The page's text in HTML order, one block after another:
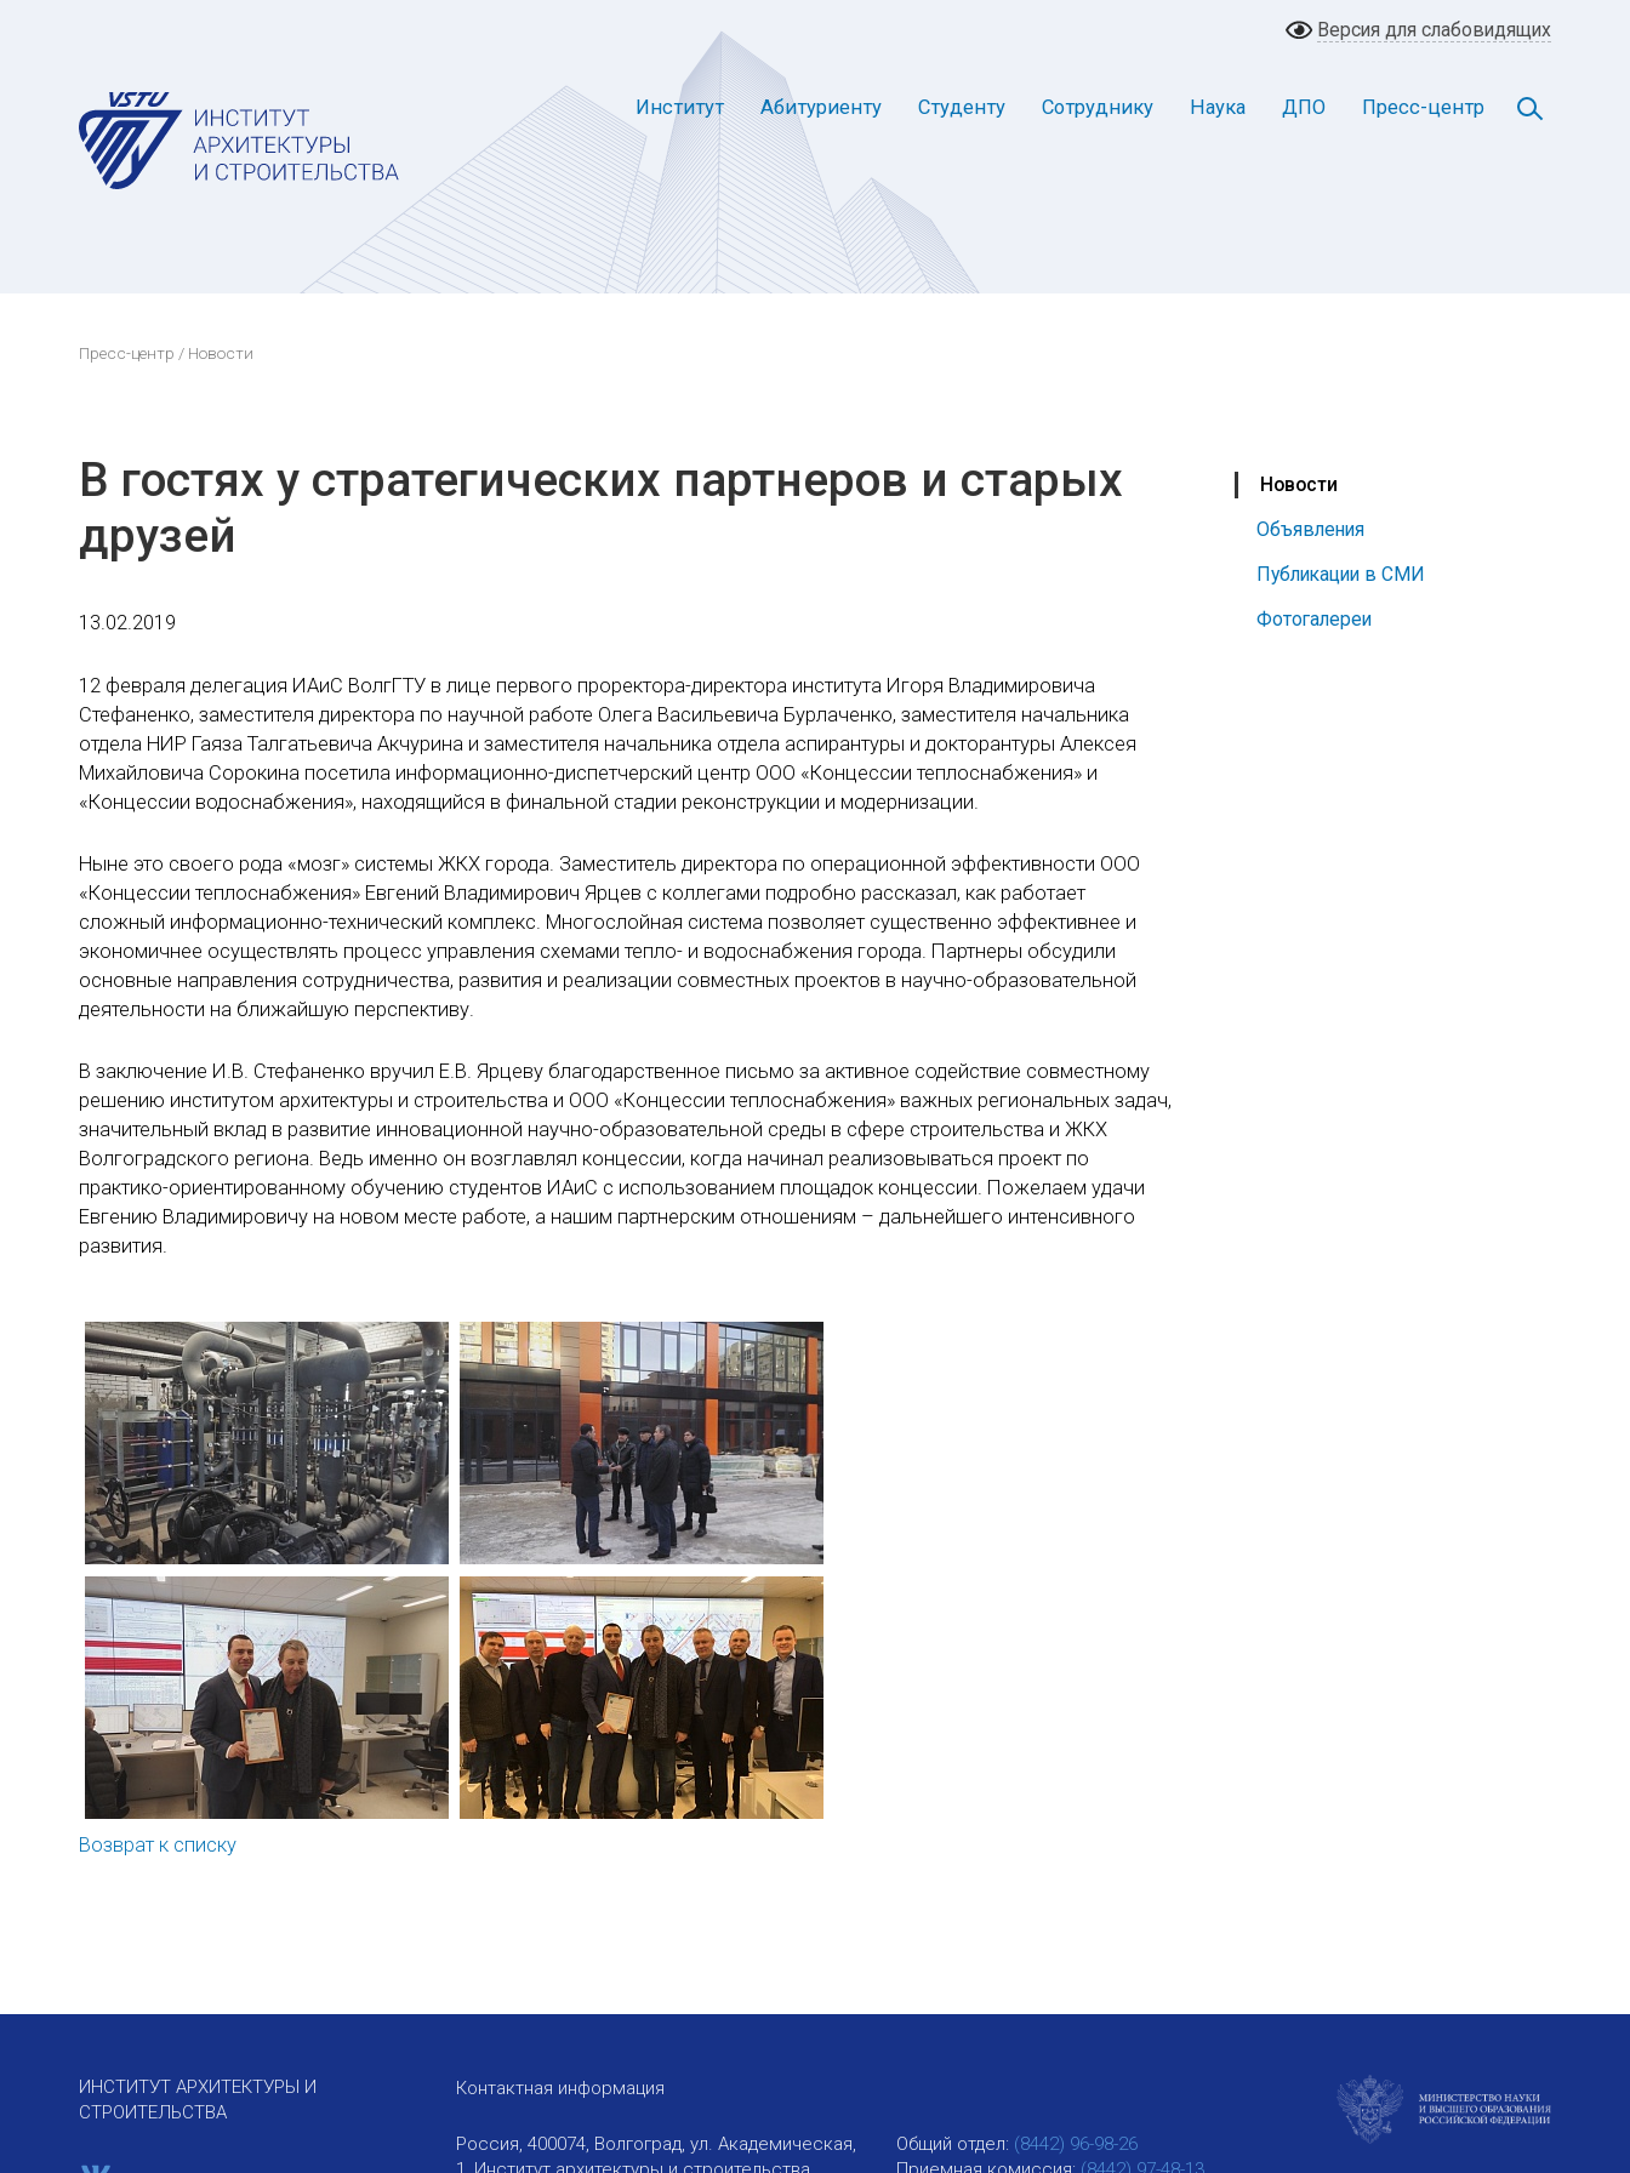
Версия для слабовидящих
Институт Абитуриенту Студенту Сотруднику Наука ДПО Пресс-центр
Пресс-центр / Новости
Новости
Объявления
Публикации в СМИ
Фотогалереи
В гостях у стратегических партнеров и старых
друзей
13.02.2019
12 февраля делегация ИАиС ВолгГТУ в лице первого проректора-директора института Игоря Владимировича
Стефаненко, заместителя директора по научной работе Олега Васильевича Бурлаченко, заместителя начальника
отдела НИР Гаяза Талгатьевича Акчурина и заместителя начальника отдела аспирантуры и докторантуры Алексея
Михайловича Сорокина посетила информационно-диспетчерский центр ООО «Концессии теплоснабжения» и
«Концессии водоснабжения», находящийся в финальной стадии реконструкции и модернизации.
Ныне это своего рода «мозг» системы ЖКХ города. Заместитель директора по операционной эффективности ООО
«Концессии теплоснабжения» Евгений Владимирович Ярцев с коллегами подробно рассказал, как работает
сложный информационно-технический комплекс. Многослойная система позволяет существенно эффективнее и
экономичнее осуществлять процесс управления схемами тепло- и водоснабжения города. Партнеры обсудили
основные направления сотрудничества, развития и реализации совместных проектов в научно-образовательной
деятельности на ближайшую перспективу.
В заключение И.В. Стефаненко вручил Е.В. Ярцеву благодарственное письмо за активное содействие совместному
решению институтом архитектуры и строительства и ООО «Концессии теплоснабжения» важных региональных задач,
значительный вклад в развитие инновационной научно-образовательной среды в сфере строительства и ЖКХ
Волгоградского региона. Ведь именно он возглавлял концессии, когда начинал реализовываться проект по
практико-ориентированному обучению студентов ИАиС с использованием площадок концессии. Пожелаем удачи
Евгению Владимировичу на новом месте работе, а нашим партнерским отношениям – дальнейшего интенсивного
развития.
Возврат к списку
ИНСТИТУТ АРХИТЕКТУРЫ И
СТРОИТЕЛЬСТВА
Контактная информация
Россия, 400074, Волгоград, ул. Академическая,
Общий отдел: (8442) 96-98-26